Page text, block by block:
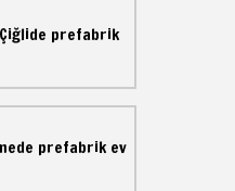
Çiğlide prefabrik
prefabrik ev